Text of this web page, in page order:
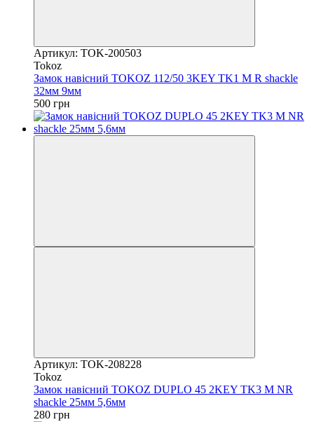
Артикул: TOK-200503
Tokoz
Замок навісний TOKOZ 112/50 3KEY TK1 M R shackle
32мм 9мм
500 грн
Артикул: TOK-208228
Tokoz
Замок навісний TOKOZ DUPLO 45 2KEY TK3 M NR
shackle 25мм 5,6мм
280 грн